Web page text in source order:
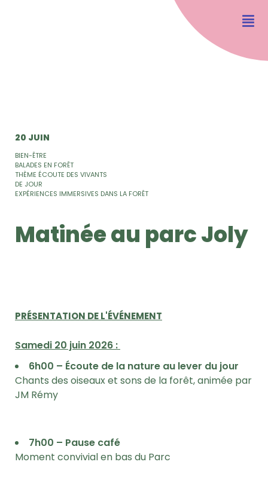
20 JUIN
BIEN-ÊTRE
BALADES EN FORÊT
THÈME ÉCOUTE DES VIVANTS
DE JOUR
EXPÉRIENCES IMMERSIVES DANS LA FORÊT
Matinée au parc Joly
PRÉSENTATION DE L'ÉVÉNEMENT
Samedi 20 juin 2026 :
6h00 – Écoute de la nature au lever du jour
Chants des oiseaux et sons de la forêt, animée par
JM Rémy
7h00 – Pause café
Moment convivial en bas du Parc